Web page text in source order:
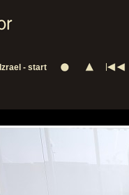
Izrael - start